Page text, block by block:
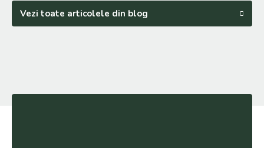
Vezi toate articolele din blog